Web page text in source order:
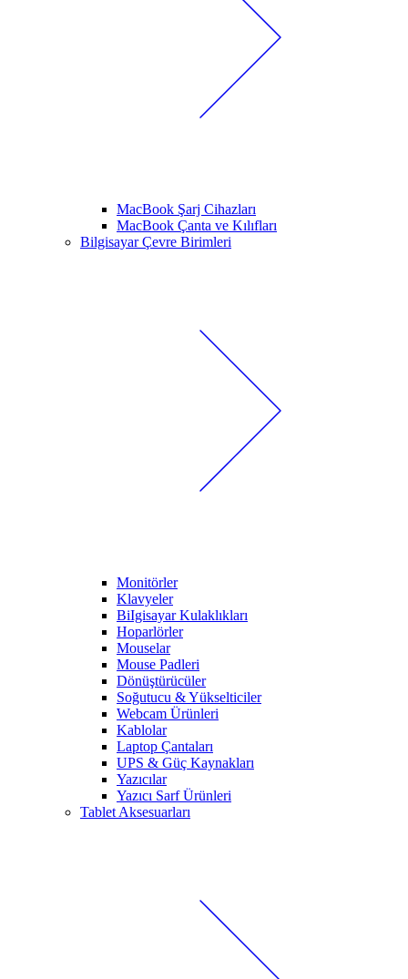
MacBook Şarj Cihazları
MacBook Çanta ve Kılıfları
Bilgisayar Çevre Birimleri
Monitörler
Klavyeler
BiIgisayar Kulaklıkları
Hoparlörler
Mouselar
Mouse Padleri
Dönüştürücüler
Soğutucu & Yükselticiler
Webcam Ürünleri
Kablolar
Laptop Çantaları
UPS & Güç Kaynakları
Yazıcılar
Yazıcı Sarf Ürünleri
Tablet Aksesuarları